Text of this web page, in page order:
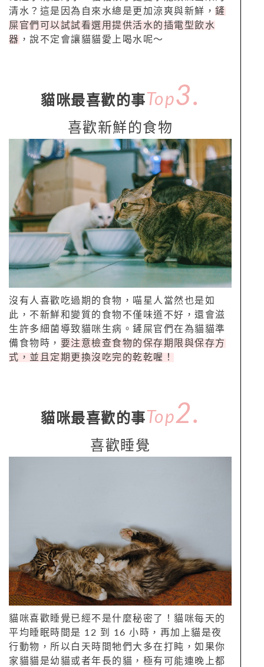
清水？這是因為自來水總是更加涼爽與新鮮， 鏟
屎官們可以試試看選用提供活水的插電型飲水
器 ，說不定會讓貓貓愛上喝水呢～
貓咪最喜歡的事 Top3.
喜歡新鮮的食物
沒有人喜歡吃過期的食物，喵星人當然也是如
此，不新鮮和變質的食物不僅味道不好，還會滋
生許多細菌導致貓咪生病。鏟屎官們在為貓貓準
備食物時， 要注意檢查食物的保存期限與保存方
式，並且定期更換沒吃完的乾乾喔！
貓咪最喜歡的事 Top2.
喜歡睡覺
貓咪喜歡睡覺已經不是什麼秘密了！貓咪每天的
平均睡眠時間是 12 到 16 小時，再加上貓是夜
行動物，所以白天時間牠們大多在打盹，如果你
家貓貓是幼貓或者年長的貓，極有可能連晚上都